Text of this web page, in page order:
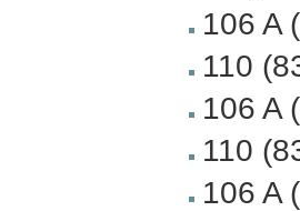
106 A
110
106 A
110
106 A